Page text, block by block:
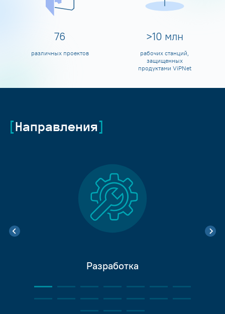
80
различных проектов
>10 млн
рабочих станций,
защищенных
продуктами ViPNet
Направления
Разработка